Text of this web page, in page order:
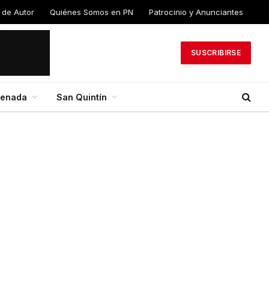
Quiénes Somos en
PN
Patrocinio y
Anunciantes
SUSCRIBIRSE
San Quintín